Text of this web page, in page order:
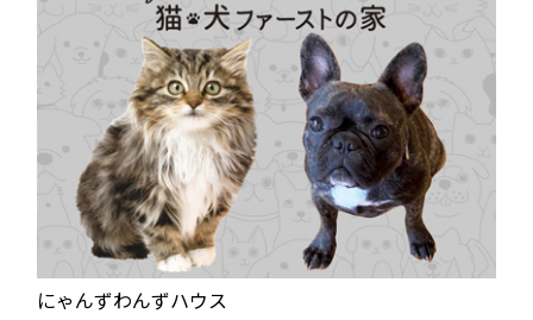
にゃんずわんずハウス